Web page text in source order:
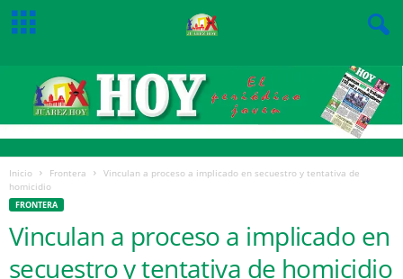
Inicio Frontera
Vinculan a proceso a implicado en secuestro y tentativa de
homicidio
FRONTERA
Vinculan a proceso a implicado en
secuestro y tentativa de homicidio